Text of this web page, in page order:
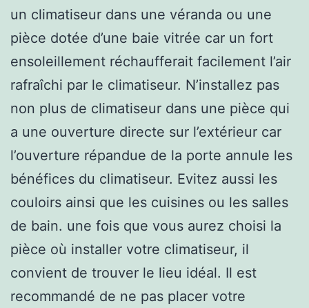
un climatiseur dans une véranda ou une
pièce dotée d’une baie vitrée car un fort
ensoleillement réchaufferait facilement l’air
rafraîchi par le climatiseur. N’installez pas
non plus de climatiseur dans une pièce qui
a une ouverture directe sur l’extérieur car
l’ouverture répandue de la porte annule les
bénéfices du climatiseur. Evitez aussi les
couloirs ainsi que les cuisines ou les salles
de bain. une fois que vous aurez choisi la
pièce où installer votre climatiseur, il
convient de trouver le lieu idéal. Il est
recommandé de ne pas placer votre